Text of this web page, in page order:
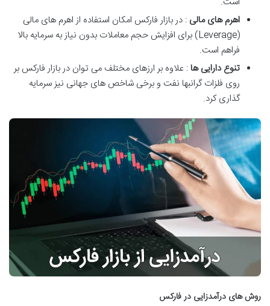
اهرم های مالی : در بازار فارکس امکان استفاده از اهرم های مالی
(Leverage) برای افزایش حجم معاملات بدون نیاز به سرمایه بالا
فراهم است.
تنوع دارایی ها: علاوه بر ارزهای مختلف می توان در بازار فارکس بر
روی فلزات گرانبها نفت و برخی شاخص های جهانی نیز سرمایه
گذاری کرد.
روش های درآمدزایی در فارکس